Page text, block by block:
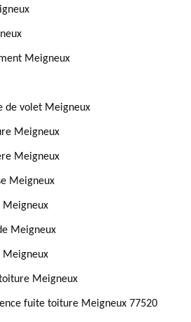
Meigneux
de volet Meigneux
Meigneux
Meigneux
Meigneux
Meigneux
Meigneux
Meigneux
Meigneux
fuite toiture Meigneux 77520